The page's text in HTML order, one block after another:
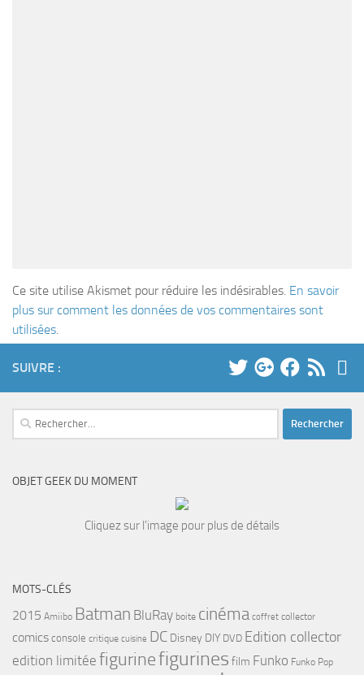
Ce site utilise Akismet pour réduire les indésirables. En savoir
plus sur comment les données de vos commentaires sont
utilisées.
SUIVRE :
Rechercher :
OBJET GEEK DU MOMENT
Cliquez sur l'image pour plus de détails
MOTS-CLÉS
2015 Amiibo Batman BluRay boite cinéma coffret collector
comics console critique cuisine DC Disney DIY DVD Edition collector
edition limitée figurinefigurines film Funko Funko Pop